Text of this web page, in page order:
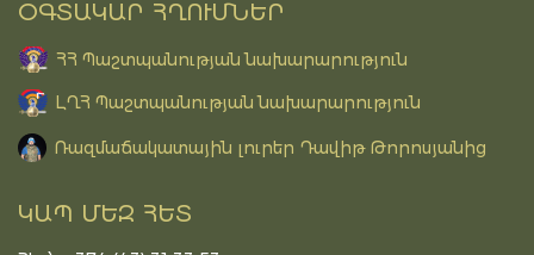
ՕԳՏԱԿԱՐ ՀՂՈՒՄՆԵՐ
ՀՀ Պաշտպանության նախարարություն
ԼՂՀ Պաշտպանության նախարարություն
Ռազմաճակատային լուրեր Դավիթ Թորոսյանից
ԿԱՊ ՄԵԶ ՀԵՏ